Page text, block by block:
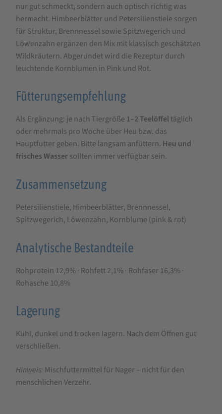
nur gut schmeckt, sondern auch optisch richtig was
hermacht. Himbeerblätter und Petersilienstiele sorgen
für Struktur, Brennnessel sowie Spitzwegerich und
Löwenzahn ergänzen den Mix mit klassisch geschätzten
Wildkräutern. Abgerundet wird die Rezeptur durch
leuchtende Kornblumen in Pink und Rot.
Fütterungsempfehlung
Als Ergänzung: je nach Tiergröße 1–2 Teelöffeltäglich
oder mehrmals pro Woche über Heu bzw. das
Hauptfutter geben. Bitte langsam anfüttern. Heu und
frisches Wassersollten immer verfügbar sein.
Zusammensetzung
Petersilienstiele, Himbeerblätter, Brennnessel,
Spitzwegerich, Löwenzahn, Kornblume (pink & rot)
Analytische Bestandteile
Rohprotein 12,9% · Rohfett 2,1% · Rohfaser 16,3% ·
Rohasche 10,8%
Lagerung
Kühl, dunkel und trocken lagern. Nach dem Öffnen gut
verschließen.
Hinweis: Mischfuttermittel für Nager – nicht für den
menschlichen Verzehr.